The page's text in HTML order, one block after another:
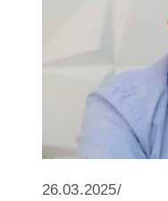
26.03.2025/